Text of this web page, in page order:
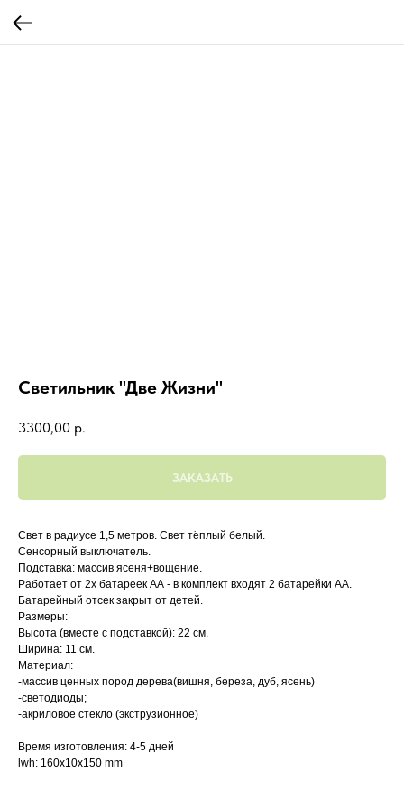
Светильник "Две Жизни"
3300,00 р.
ЗАКАЗАТЬ
Свет в радиусе 1,5 метров. Свет тёплый белый.
Сенсорный выключатель.
Подставка: массив ясеня+вощение.
Работает от 2х батареек АА - в комплект входят 2 батарейки АА.
Батарейный отсек закрыт от детей.
Размеры:
Высота (вместе с подставкой): 22 см.
Ширина: 11 см.
Материал:
-массив ценных пород дерева(вишня, береза, дуб, ясень)
-светодиоды;
-акриловое стекло (экструзионное)
Время изготовления: 4-5 дней
lwh: 160x10x150 mm